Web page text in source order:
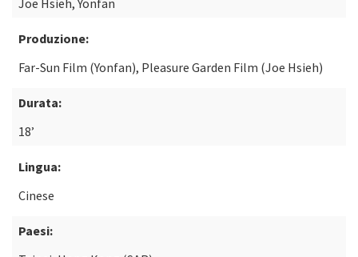
Joe Hsieh, Yonfan
Produzione:
Far-Sun Film (Yonfan), Pleasure Garden Film (Joe Hsieh)
Durata:
18’
Lingua:
Cinese
Paesi: